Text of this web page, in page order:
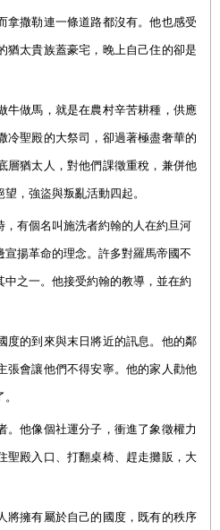
拿撒勒連一條道路都沒有。他也感受
猶太貴族蓋豪宅，晚上自己住的卻是
牛做馬，就是在農村辛苦耕種，供應
冷聖殿的大祭司，卻過著極盡奢華的
層猶太人，對他們課徵重稅，兼併他
，強盜與叛亂活動四起。
有個名叫施洗者約翰的人在約旦河
揚革命的理念。許多對羅馬帝國不
之一。他接受約翰的教導，並在約
度的到來與末日將近的訊息。他的鄰
張會讓他們不得安寧。他的家人勸他
。他像個社運分子，衝進了象徵權力
聖殿入口、打翻桌椅、趕走攤販，大
將擁有屬於自己的國度，既有的秩序